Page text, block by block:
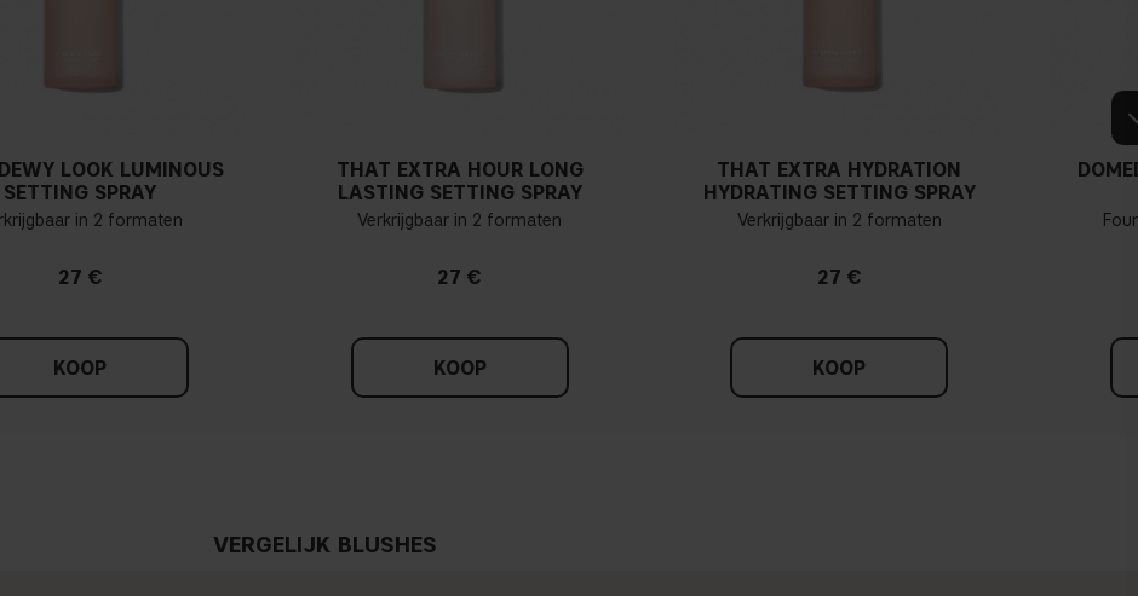
LOOK LUMINOUS
SETTING SPRAY
in 2 formaten
27 €
KOOP
THAT EXTRA HOUR LONG
LASTING SETTING SPRAY
Verkrijgbaar in 2 formaten
27 €
KOOP
THAT EXTRA HYDRATION
HYDRATING SETTING SPRAY
Verkrijgbaar in 2 formaten
27 €
KOOP
VERGELIJK BLUSHES